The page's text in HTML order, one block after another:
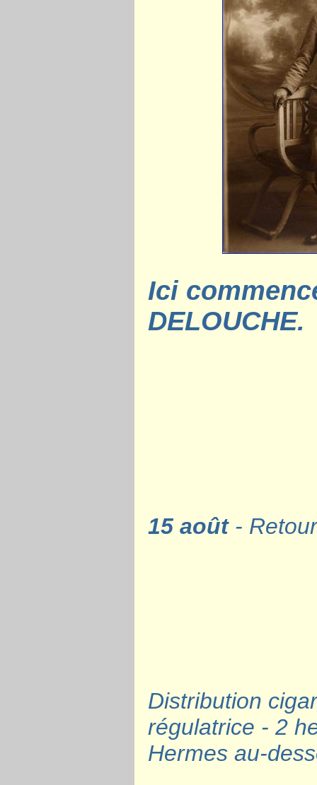
Ici
DELOUCHE.
15 août-
Distribution
régulatrice - 2
Hermes au-